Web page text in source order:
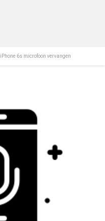
iPhone 6s microfoon vervangen